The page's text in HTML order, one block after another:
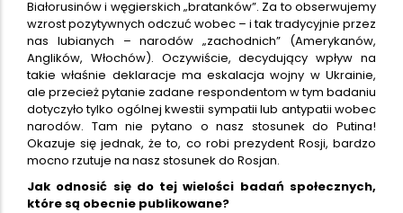
Białorusinów i węgierskich „bratanków”. Za to obserwujemy
wzrost pozytywnych odczuć wobec – i tak tradycyjnie przez
nas lubianych – narodów „zachodnich” (Amerykanów,
Anglików, Włochów). Oczywiście, decydujący wpływ na
takie właśnie deklaracje ma eskalacja wojny w Ukrainie,
ale przecież pytanie zadane respondentom w tym badaniu
dotyczyło tylko ogólnej kwestii sympatii lub antypatii wobec
narodów. Tam nie pytano o nasz stosunek do Putina!
Okazuje się jednak, że to, co robi prezydent Rosji, bardzo
mocno rzutuje na nasz stosunek do Rosjan.
Jak odnosić się do tej wielości badań społecznych,
które są obecnie publikowane?